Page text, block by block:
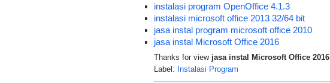
instalasi program OpenOffice 4.1.3
instalasi microsoft office 2013 32/64 bit
jasa instal program microsoft office 2010
jasa instal Microsoft Office 2016
Thanks for view jasa instal Microsoft Office 2016
Label:
Instalasi Program